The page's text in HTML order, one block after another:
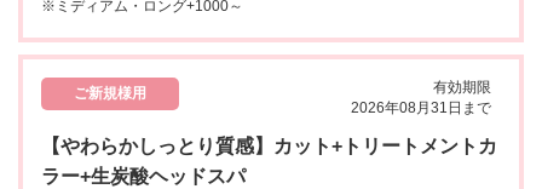
※ミディアム・ロング+1000～
ご新規様用
有効期限
2026年08月31日まで
【やわらかしっとり質感】カット+トリートメントカ
ラー+生炭酸ヘッドスパ